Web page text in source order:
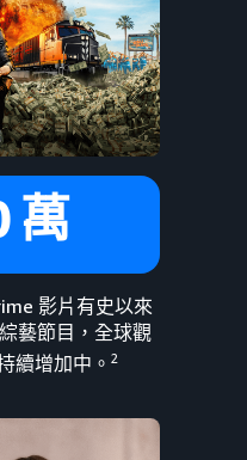
萬
影片有史以來
藝節目，全球觀
續增加中。 2